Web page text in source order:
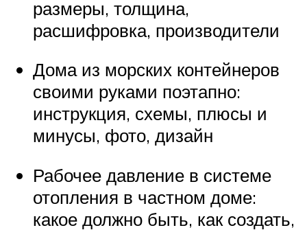
размеры, толщина,
расшифровка, производители
Дома из морских контейнеров
своими руками поэтапно:
инструкция, схемы, плюсы и
минусы, фото, дизайн
Рабочее давление в системе
отопления в частном доме:
какое должно быть, как создать,